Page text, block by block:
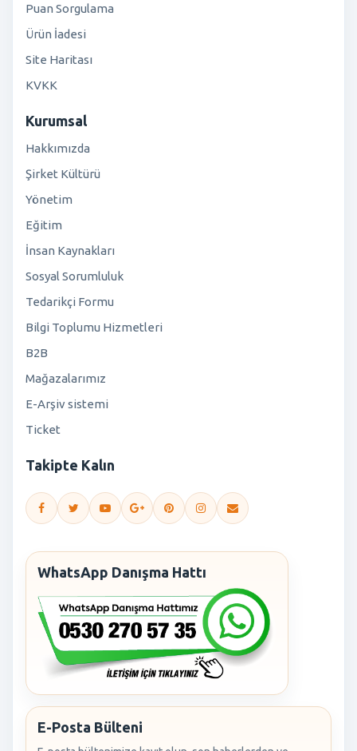
Puan Sorgulama
Ürün İadesi
Site Haritası
KVKK
Kurumsal
Hakkımızda
Şirket Kültürü
Yönetim
Eğitim
İnsan Kaynakları
Sosyal Sorumluluk
Tedarikçi Formu
Bilgi Toplumu Hizmetleri
B2B
Mağazalarımız
E-Arşiv sistemi
Ticket
Takipte Kalın
WhatsApp Danışma Hattı
E-Posta Bülteni